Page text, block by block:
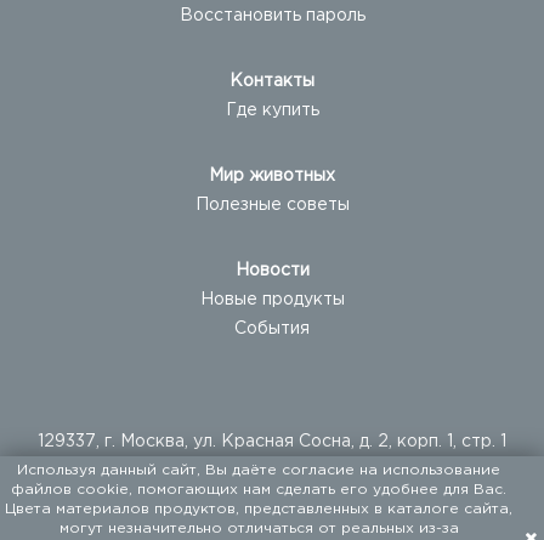
Восстановить пароль
Контакты
Где купить
Мир животных
Полезные советы
Новости
Новые продукты
События
129337, г. Москва, ул. Красная Сосна, д. 2, корп. 1, стр. 1
+ 7 (495) 960-20-40
+ 7 (495) 122-25-18
Используя данный сайт, Вы даёте согласие на использование
файлов cookie, помогающих нам сделать его удобнее для Вас.
Цвета материалов продуктов, представленных в каталоге сайта,
могут незначительно отличаться от реальных из-за